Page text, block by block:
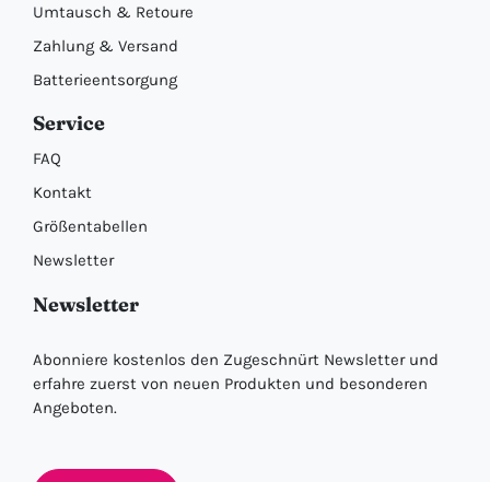
Umtausch & Retoure
Zahlung & Versand
Batterieentsorgung
Service
FAQ
Kontakt
Größentabellen
Newsletter
Newsletter
Abonniere kostenlos den Zugeschnürt Newsletter und
erfahre zuerst von neuen Produkten und besonderen
Angeboten.